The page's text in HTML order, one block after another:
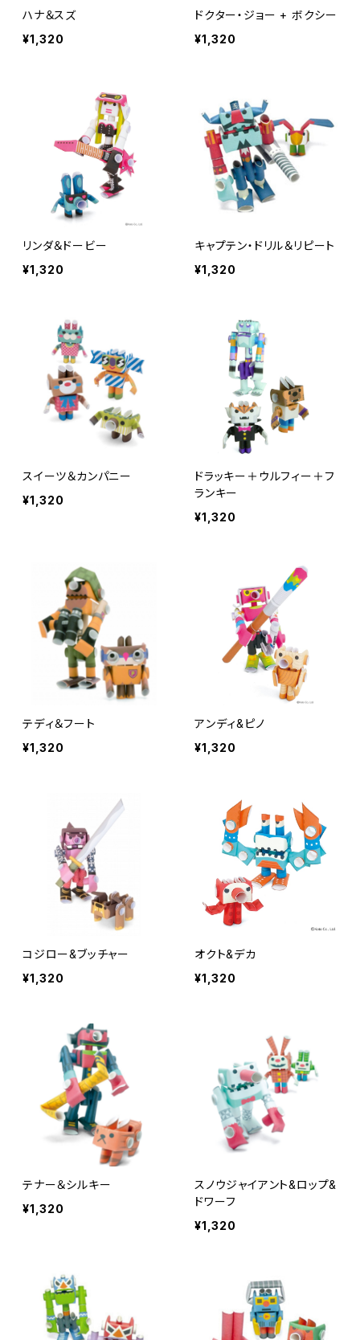
ハナ＆スズ
¥1,320
ドクター・ジョー + ボクシー
¥1,320
リンダ＆ドービー
¥1,320
キャプテン・ドリル＆リピート
¥1,320
スイーツ＆カンパニー
¥1,320
ドラッキー＋ウルフィー＋フ
ランキー
¥1,320
テディ＆フート
¥1,320
アンディ&ピノ
¥1,320
コジロー&ブッチャー
¥1,320
オクト&デカ
¥1,320
テナー＆シルキー
¥1,320
スノウジャイアント&ロップ&
ドワーフ
¥1,320